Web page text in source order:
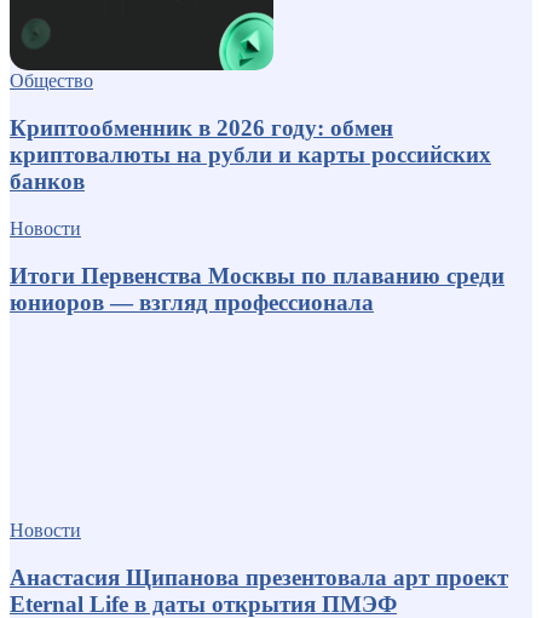
Общество
Криптообменник в 2026 году: обмен
криптовалюты на рубли и карты российских
банков
Новости
Итоги Первенства Москвы по плаванию среди
юниоров — взгляд профессионала
Новости
Анастасия Щипанова презентовала арт проект
Eternal Life в даты открытия ПМЭФ